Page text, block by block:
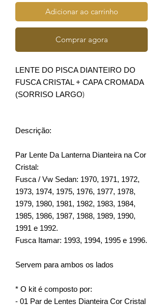
Adicionar ao carrinho
Comprar agora
LENTE DO PISCA DIANTEIRO DO
FUSCA CRISTAL + CAPA CROMADA
(SORRISO LARGO)
Descrição:
Par Lente Da Lanterna Dianteira na Cor
Cristal:
Fusca / Vw Sedan: 1970, 1971, 1972,
1973, 1974, 1975, 1976, 1977, 1978,
1979, 1980, 1981, 1982, 1983, 1984,
1985, 1986, 1987, 1988, 1989, 1990,
1991 e 1992.
Fusca Itamar: 1993, 1994, 1995 e 1996.
Servem para ambos os lados
* O kit é composto por:
- 01 Par de Lentes Dianteira Cor Cristal